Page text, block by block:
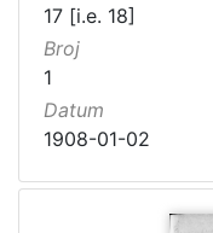
17 [i.e. 18]
Broj
1
Datum
1908-01-02